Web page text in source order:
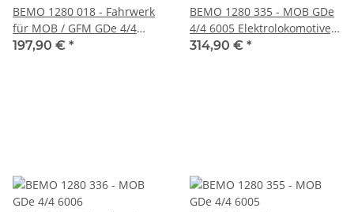
BEMO 1280 018 - Fahrwerk
für MOB / GFM GDe 4/4
6001 - 6006 mit LED
197,90 € *
BEMO 1280 335 - MOB GDe
4/4 6005 Elektrolokomotive,
rot "Féte des Vignerons"
314,90 € *